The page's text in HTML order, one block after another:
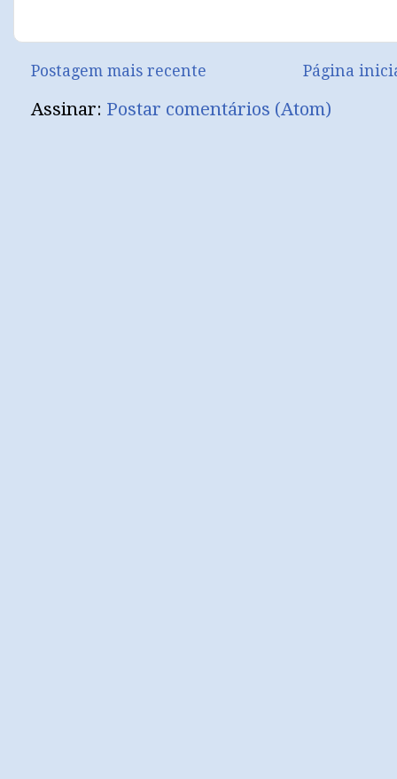
Postagem mais recente Página
Assinar: Postar comentários (Atom)